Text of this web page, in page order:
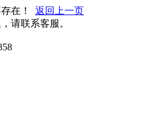
在！ 返回上一页
请联系客服。